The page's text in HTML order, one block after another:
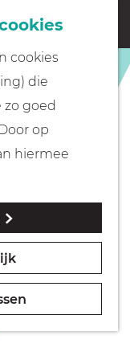
cookies
die
zo goed
op
hiermee
museum